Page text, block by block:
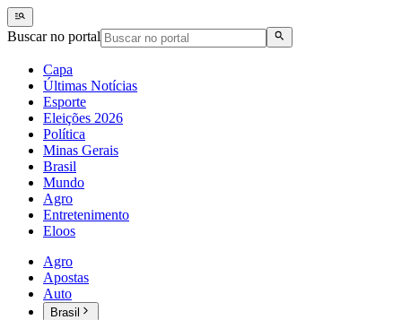
Buscar no portal
Capa
Últimas Notícias
Esporte
Eleições 2026
Política
Minas Gerais
Brasil
Mundo
Agro
Entretenimento
Eloos
Agro
Apostas
Auto
Brasil